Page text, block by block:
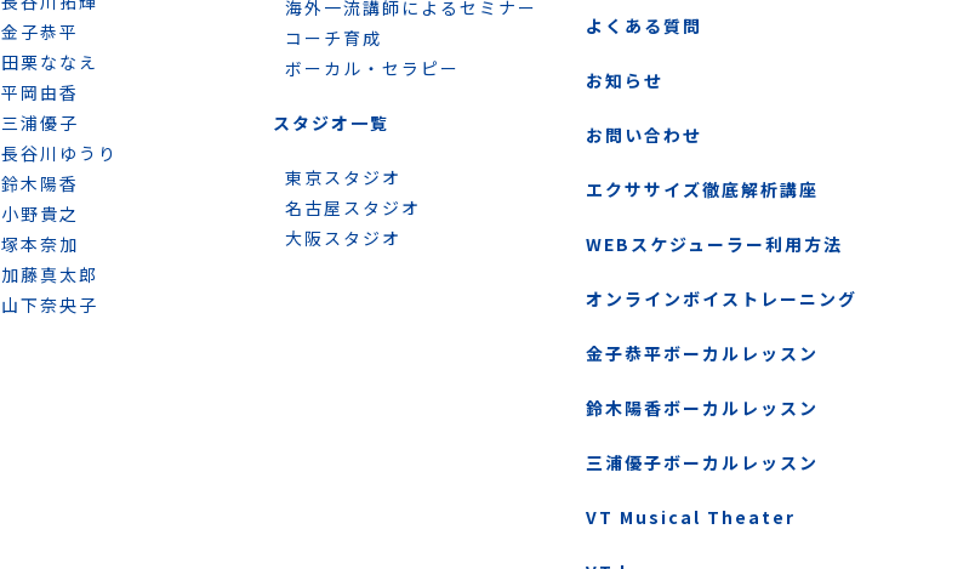
金子恭平
田栗ななえ
平岡由香
三浦優子
長谷川ゆうり
鈴木陽香
小野貴之
塚本奈加
加藤真太郎
山下奈央子
海外一流講師によるセミナー
コーチ育成
ボーカル・セラピー
スタジオ一覧
東京スタジオ
名古屋スタジオ
大阪スタジオ
よくある質問
お知らせ
お問い合わせ
エクササイズ徹底解析講座
WEBスケジューラー利用方法
オンラインボイストレーニング
金子恭平ボーカルレッスン
鈴木陽香ボーカルレッスン
三浦優子ボーカルレッスン
VT Musical Theater